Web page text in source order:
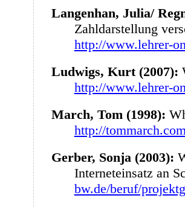
Langenhan, Julia/
Zahldarstellung
http://www.lehrer-
Ludwigs, Kurt (2007):
http://www.lehrer-
March, Tom (1998):
http://
Gerber, Sonja (2003):
Interneteinsatz an
bw.de/beruf/